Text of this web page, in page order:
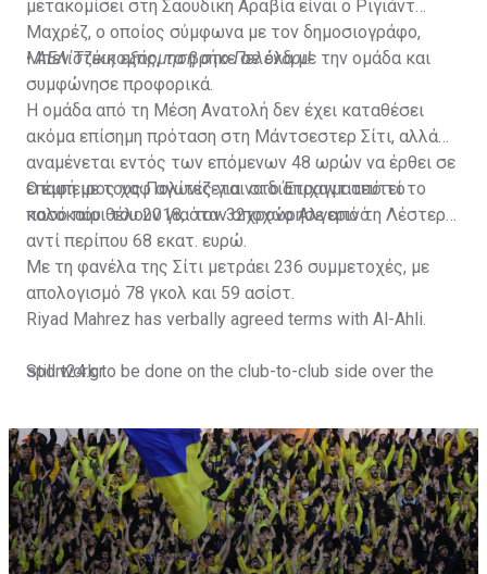
μετακομίσει στη Σαουδική Αραβία είναι ο Ριγιάντ
Μαχρέζ, ο οποίος σύμφωνα με τον δημοσιογράφο,
Μπεν Τζέικομπς, τα βρήκε σε όλα με την ομάδα και
συμφώνησε προφορικά.
•ΑΕΛίστικη εξόρμηση στο Πελένδρι!
Η ομάδα από τη Μέση Ανατολή δεν έχει καταθέσει
ακόμα επίσημη πρόταση στη Μάντσεστερ Σίτι, αλλά
αναμένεται εντός των επόμενων 48 ωρών να έρθει σε
επαφή με τους Πολίτες για να διαπραγματευτεί το
ποσό που θέλουν για τον 32χρονο Αλγερινό.
Ο έμπειρος χαφ αγωνίζεται στο Έτιχαντ από το
καλοκαίρι του 2018, όταν αποχώρησε από τη Λέστερ
αντί περίπου 68 εκατ. ευρώ.
Με τη φανέλα της Σίτι μετράει 236 συμμετοχές, με
απολογισμό 78 γκολ και 59 ασίστ.
Riyad Mahrez has verbally agreed terms with Al-Ahli.
Still work to be done on the club-to-club side over the
Not a done deal yet, but Mahrez is keen on the move and
Al-Ahli hope to move fast.🇸🇦
pic.twitter.com/Z0SmniQXIP
— Ben Jacobs (@JacobsBen)July 15, 2023
sport24.gr